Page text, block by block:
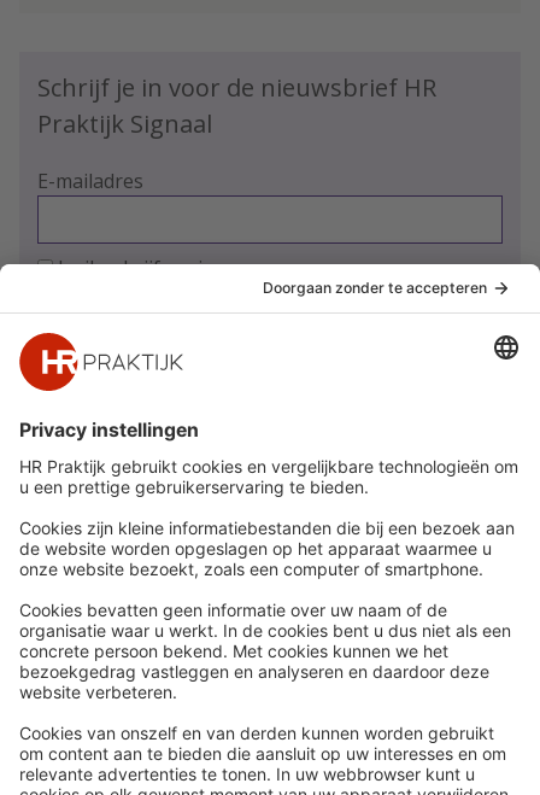
Schrijf je in voor de nieuwsbrief HR
Praktijk Signaal
E-mailadres
Ja, ik schrijf me in
Snel naar
Nieuws
Whitepapers
Webinars
Word lid
Contact
Meer
HR Academy
HR Podcast
CHRO
HR Day
Volg Ons